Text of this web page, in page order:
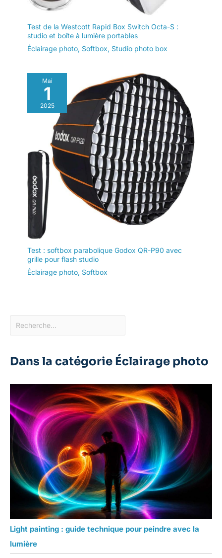
Test de la Westcott Rapid Box Switch Octa-S :
studio et boîte à lumière portables
Éclairage photo, Softbox, Studio photo box
Mai
1
2025
Test : softbox parabolique Godox QR-P90 avec
grille pour flash studio
Éclairage photo, Softbox
Dans la catégorie Éclairage photo
Light painting : guide technique pour peindre avec la
lumière